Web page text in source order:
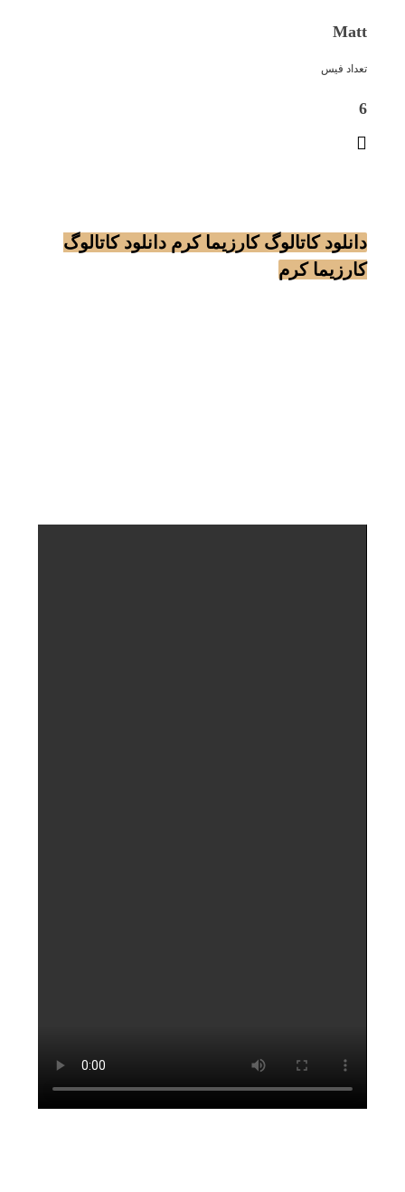
Matt
تعداد فیس
6
دانلود کاتالوگ کارزیما کرمدانلود کاتالوگ
کارزیما کرم